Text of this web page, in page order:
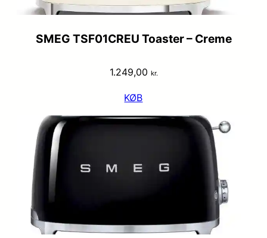
SMEG TSF01CREU Toaster – Creme
1.249,00 kr.
KØB